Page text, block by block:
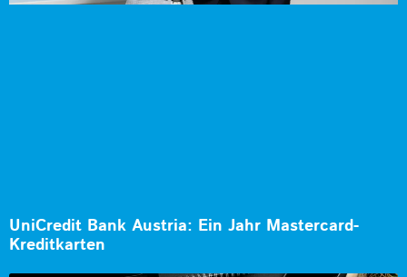
UniCredit Bank Austria: Ein Jahr Mastercard-
Kreditkarten